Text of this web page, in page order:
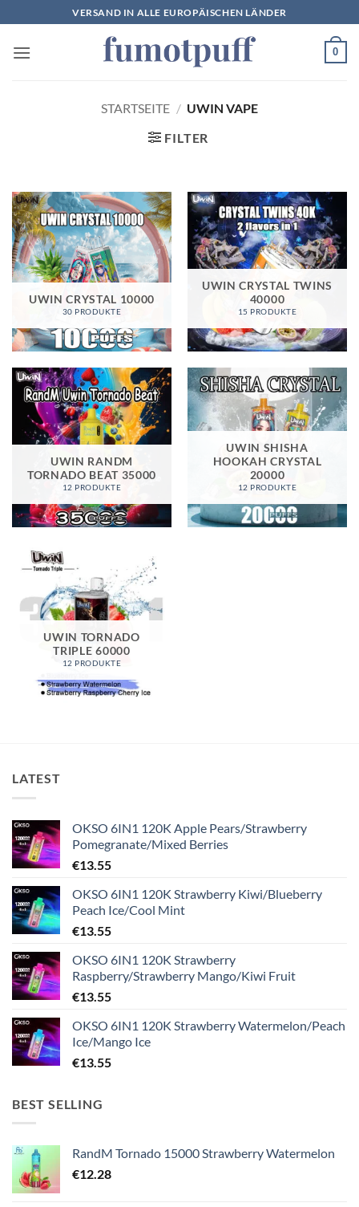
Inhalt
springen
VERSAND IN ALLE EUROPÄISCHEN LÄNDER
0
STARTSEITE / UWIN VAPE
FILTER
UWIN CRYSTAL 10000
30 PRODUKTE
UWIN CRYSTAL TWINS
40000
15 PRODUKTE
UWIN RANDM
TORNADO BEAT 35000
12 PRODUKTE
UWIN SHISHA
HOOKAH CRYSTAL
20000
12 PRODUKTE
UWIN TORNADO
TRIPLE 60000
12 PRODUKTE
LATEST
OKSO 6IN1 120K Apple Pears/Strawberry
Pomegranate/Mixed Berries
€13.55
OKSO 6IN1 120K Strawberry Kiwi/Blueberry
Peach Ice/Cool Mint
€13.55
OKSO 6IN1 120K Strawberry
Raspberry/Strawberry Mango/Kiwi Fruit
€13.55
OKSO 6IN1 120K Strawberry Watermelon/Peach
Ice/Mango Ice
€13.55
BEST SELLING
RandM Tornado 15000 Strawberry Watermelon
€12.28